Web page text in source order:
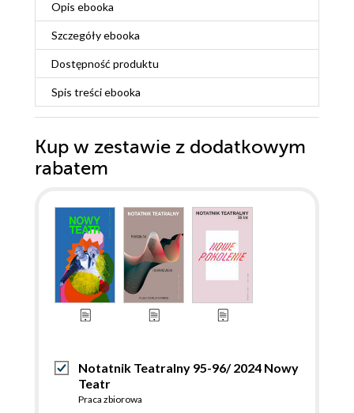
Opis ebooka
Szczegółyebooka
Dostępność produktu
Spis treściebooka
Kup w zestawie z dodatkowym
rabatem
Notatnik Teatralny 95-96/ 2024 Nowy
Teatr
Praca zbiorowa